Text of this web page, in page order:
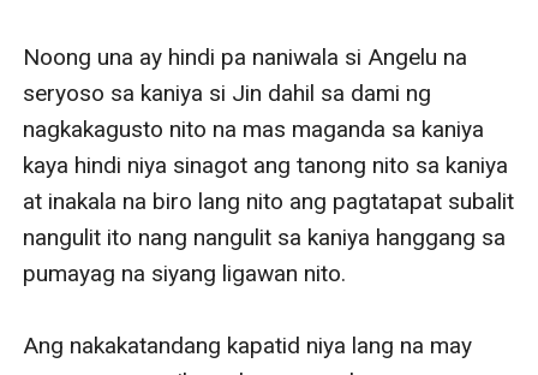
Noong una ay hindi pa naniwala si Angelu na
seryoso sa kaniya si Jin dahil sa dami ng
nagkakagusto nito na mas maganda sa kaniya
kaya hindi niya sinagot ang tanong nito sa kaniya
at inakala na biro lang nito ang pagtatapat subalit
nangulit ito nang nangulit sa kaniya hanggang sa
pumayag na siyang ligawan nito.
Ang nakakatandang kapatid niya lang na may